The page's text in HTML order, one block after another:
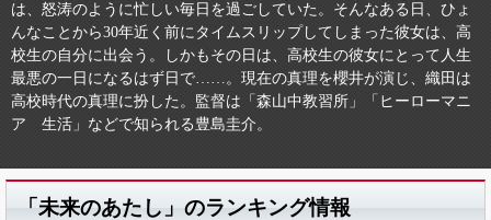
は、怒涛のように忙しい毎日を過ごしていた。そんなある日、ひょ
んなことから30年近く前にタイムスリップしてしまった彼女は、高
校生の自分に出会う。しかもその日は、高校生の彼女にとって人生
最悪の一日になるはず日で……。現在の真理を櫻井が演じ、織田は
高校時代の真理に扮した。監督は「森山中教習所」「ヒーローマニ
ア 生活」などで知られる豊島圭介。
「未来のあたし」のランキング情報